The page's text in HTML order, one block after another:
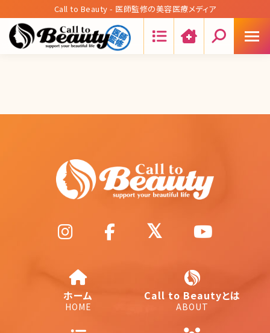
Call to Beauty - 医師監修の美容医療メディア
ホーム
HOME
Call to Beautyとは
ABOUT